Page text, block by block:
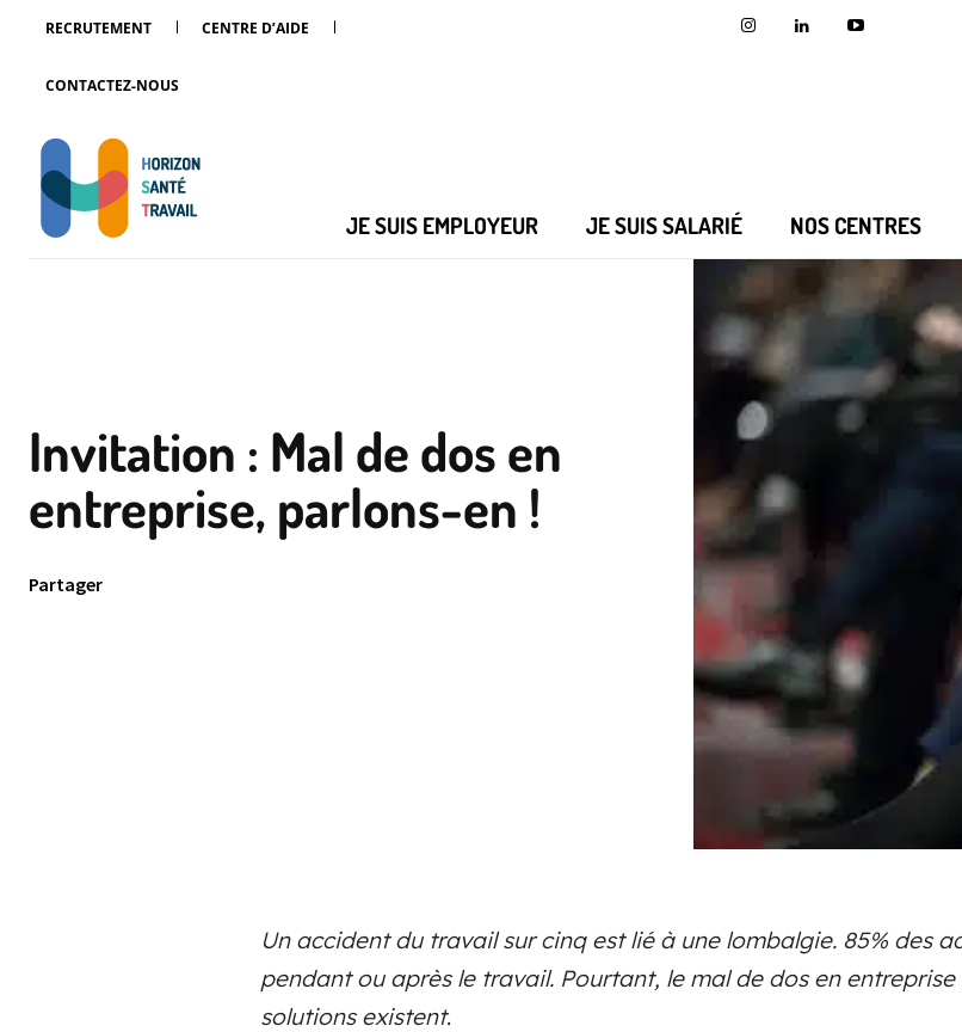
RECRUTEMENT CENTRE D’AIDE
CONTACTEZ-NOUS
JE SUIS EMPLOYEUR JE SUIS SALARIÉ NOS CENTRES
Invitation : Mal de dos en
entreprise, parlons-en !
Partager
Un accident du travail sur cinq est lié à une lombalgie. 85% des
pendant ou après le travail. Pourtant, le mal de dos en
solutions existent.